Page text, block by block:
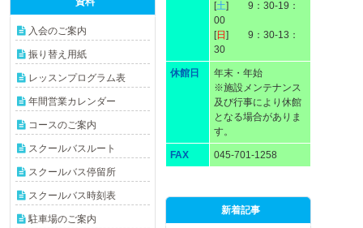
[土] 9：30-19：
00
[日] 9：30-13：
30
休館日
年末・年始
※施設メンテナンス
及び行事により休館
となる場合がありま
す。
FAX 045-701-1258
入会のご案内
振り替え用紙
レッスンプログラム表
年間営業カレンダー
コースのご案内
スクールバスルート
スクールバス停留所
スクールバス時刻表
駐車場のご案内
新着記事